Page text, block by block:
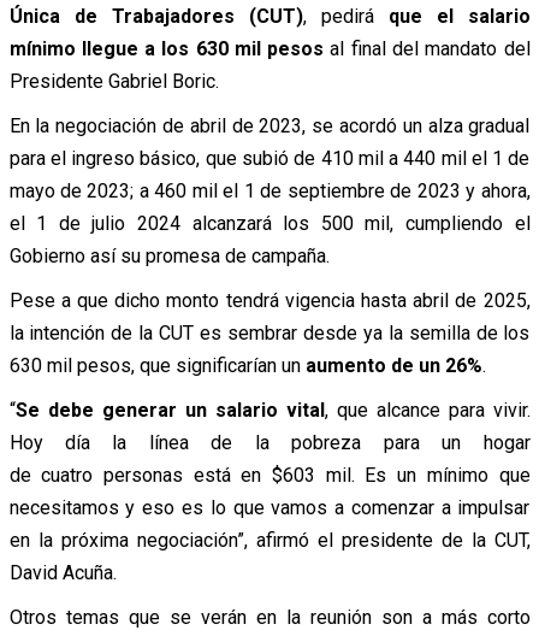
Única de Trabajadores (CUT), pediráque el salario
mínimo llegue a los 630 mil pesos al final del mandato del
Presidente Gabriel Boric.
En la negociación de abril de 2023, se acordó un alza gradual
para el ingreso básico, que subió de 410 mil a 440 mil el 1 de
mayo de 2023; a 460 mil el 1 de septiembre de 2023 y ahora,
el 1 de julio 2024 alcanzará los 500 mil, cumpliendo el
Gobierno así su promesa de campaña.
Pese a que dicho monto tendrá vigencia hasta abril de 2025,
la intención de la CUT es sembrar desde ya la semilla de los
630 mil pesos, que significarían un aumento de un 26%.
“Se debe generar un salario vital, que alcance para vivir.
Hoy día la línea de la pobreza para un hogar
de cuatro personas está en $603 mil. Es un mínimo que
necesitamos y eso es lo que vamos a comenzar a impulsar
en la próxima negociación”, afirmó el presidente de la CUT,
David Acuña.
Otros temas que se verán en la reunión son a más corto